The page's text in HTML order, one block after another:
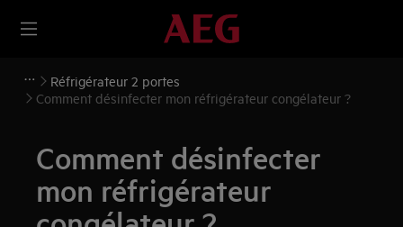
Réfrigérateur 2 portes
Comment désinfecter mon réfrigérateur congélateur ?
Comment désinfecter
mon réfrigérateur